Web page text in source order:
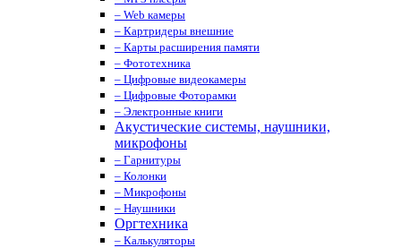
– Web камеры
– Картридеры внешние
– Карты расширения памяти
– Фототехника
– Цифровые видеокамеры
– Цифровые Фоторамки
– Электронные книги
Акустические системы, наушники,
микрофоны
– Гарнитуры
– Колонки
– Микрофоны
– Наушники
Оргтехника
– Калькуляторы